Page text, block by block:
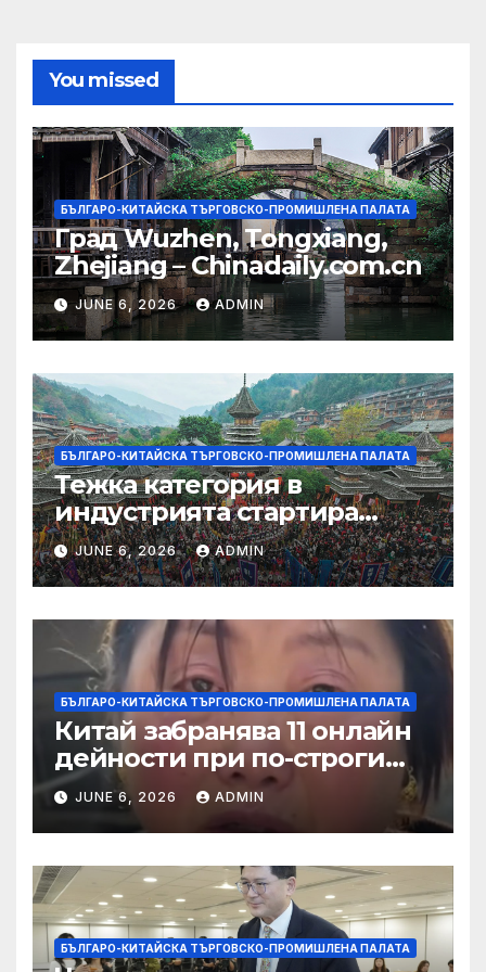
You missed
БЪЛГАРО-КИТАЙСКА ТЪРГОВСКО-ПРОМИШЛЕНА ПАЛАТА
Град Wuzhen, Tongxiang,
Zhejiang – Chinadaily.com.cn
JUNE 6, 2026 ADMIN
БЪЛГАРО-КИТАЙСКА ТЪРГОВСКО-ПРОМИШЛЕНА ПАЛАТА
Тежка категория в
индустрията стартира
алианс за космическа
слънчева енергия
JUNE 6, 2026 ADMIN
БЪЛГАРО-КИТАЙСКА ТЪРГОВСКО-ПРОМИШЛЕНА ПАЛАТА
Китай забранява 11 онлайн
дейности при по-строги
правила за ограничаване на
слуховете и
кибернасилниците
JUNE 6, 2026 ADMIN
БЪЛГАРО-КИТАЙСКА ТЪРГОВСКО-ПРОМИШЛЕНА ПАЛАТА